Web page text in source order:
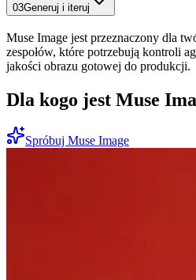
03Generuj i iteruj
Muse Image jest przeznaczony dla
zespołów, które potrzebują kontroli
jakości obrazu gotowej do produkcji.
Dla kogo jest Muse
Spróbuj Muse Image